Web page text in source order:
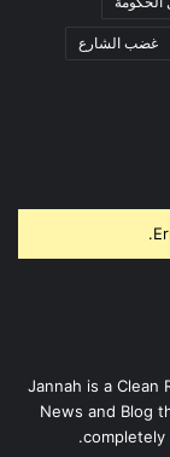
غضب الشارع
Jannah is a Clean
News and Blog
completely